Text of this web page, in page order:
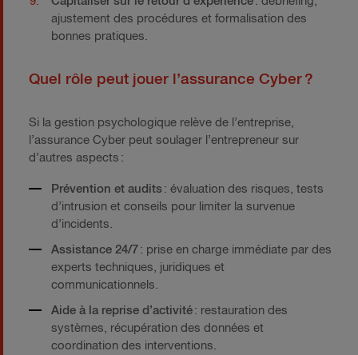
ajustement des procédures et formalisation des
bonnes pratiques.
Quel rôle peut jouer l’assurance Cyber ?
Si la gestion psychologique relève de l’entreprise,
l’assurance Cyber peut soulager l’entrepreneur sur
d’autres aspects :
Prévention et audits : évaluation des risques, tests
d’intrusion et conseils pour limiter la survenue
d’incidents.
Assistance 24/7 : prise en charge immédiate par des
experts techniques, juridiques et
communicationnels.
Aide à la reprise d’activité : restauration des
systèmes, récupération des données et
coordination des interventions.